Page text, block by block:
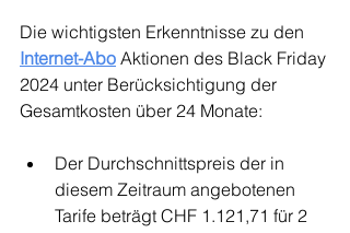
Die wichtigsten Erkenntnisse zu den
Internet-Abo Aktionen des Black Friday
2024 unter Berücksichtigung der
Gesamtkosten über 24 Monate:
Der Durchschnittspreis der in
diesem Zeitraum angebotenen
Tarife beträgt CHF 1.121,71 für 2